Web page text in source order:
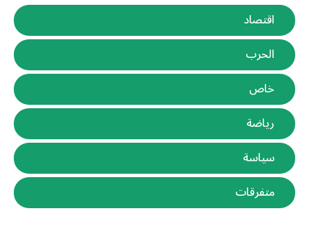
اقتصاد
الحرب
خاص
رياضة
سياسة
متفرقات